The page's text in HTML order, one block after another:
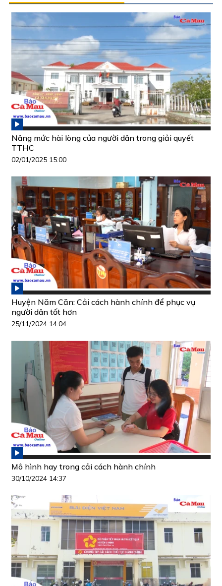
Nâng mức hài lòng của người dân trong giải quyết
TTHC
02/01/2025 15:00
Huyện Năm Căn: Cải cách hành chính để phục vụ
người dân tốt hơn
25/11/2024 14:04
Mô hình hay trong cải cách hành chính
30/10/2024 14:37